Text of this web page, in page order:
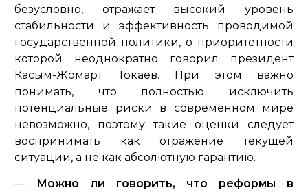
безусловно, отражает высокий уровень
стабильности и эффективность проводимой
государственной политики, о приоритетности
которой неоднократно говорил президент
Касым-Жомарт Токаев. При этом важно
понимать, что полностью исключить
потенциальные риски в современном мире
невозможно, поэтому такие оценки следует
воспринимать как отражение текущей
ситуации, а не как абсолютную гарантию.
—
Можно ли говорить, что реформы в